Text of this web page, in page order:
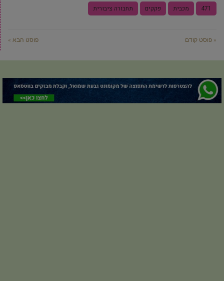
471 מכבית פקקים תחבורה ציבורית
« פוסט קודם פוסט הבא »